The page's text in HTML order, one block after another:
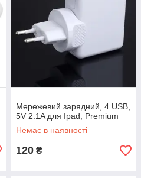
Мережевий зарядний, 4 USB,
5V 2.1A для Ipad, Premium
Немає в наявності
120 ₴